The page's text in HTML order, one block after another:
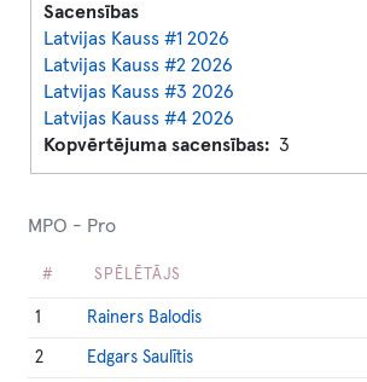
Sacensības
Latvijas Kauss #1 2026
Latvijas Kauss #2 2026
Latvijas Kauss #3 2026
Latvijas Kauss #4 2026
Kopvērtējuma sacensības
3
MPO - Pro
# SPĒLĒTĀJS
1 Rainers Balodis
2 Edgars Saulītis